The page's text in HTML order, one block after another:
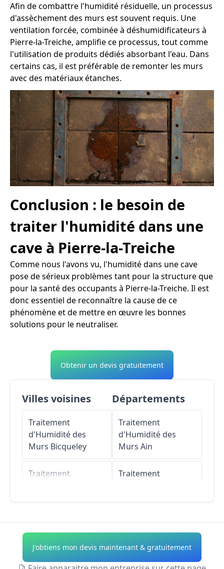
Afin de combattre l'humidité résiduelle, un processus
d'assèchement des murs est souvent requis. Une
ventilation forcée, combinée à déshumidificateurs à
Pierre-la-Treiche, amplifie ce processus, tout comme
l'utilisation de produits dédiés absorbant l'eau. Dans
certains cas, il est préférable de remonter les murs
avec des matériaux étanches.
Conclusion : le besoin de
traiter l'humidité dans une
cave à Pierre-la-Treiche
Comme nous l'avons vu, l'humidité dans une cave
pose de sérieux problèmes tant pour la structure que
pour la santé des occupants à Pierre-la-Treiche. Il est
donc essentiel de reconnaître la cause de ce
phénomène et de mettre en œuvre les bonnes
solutions pour le neutraliser.
Obtenir un devis gratuitement
Villes voisines
Traitement
d'Humidité des
Murs Bicqueley
Traitement
Traitement
d'Humidité des
MursDommartin-
Départements
Traitement
d'Humidité des
Murs Ain
Traitement
Traitement
d'Humidité des
Murs Allier
J'obtiens mon devis maintenant & gratuitement